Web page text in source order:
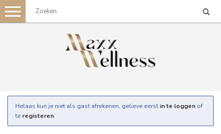
Toggle
navigation
Helaas kun je niet als gast afrekenen, gelieve eerst in te loggen of
te registeren.